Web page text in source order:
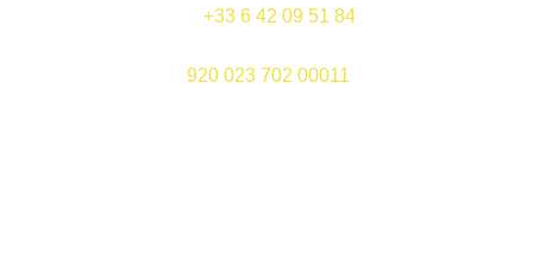
920 023 702 00011
+33 6 42 09 51 84